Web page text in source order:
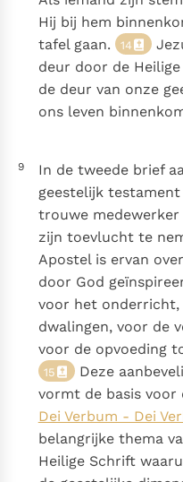
Hij bij hem
tafel gaan.
14
deur door de
de deur van onze
ons leven
9
In de tweede brief
geestelijk
trouwe
zijn toevlucht te
Apostel is ervan
door God
voor het onderricht,
dwalingen, voor de
voor de opvoeding
15
Deze
vormt de basis
Dei Verbum - Dei
belangrijke thema
Heilige Schrift